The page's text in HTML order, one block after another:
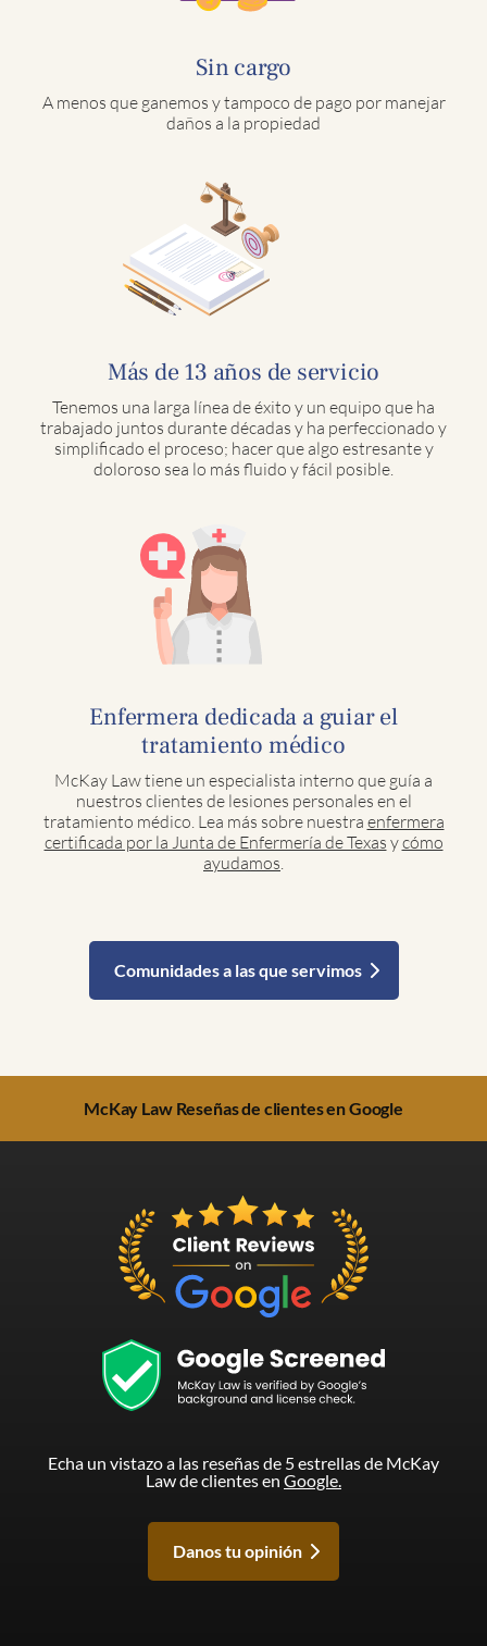
Sin cargo
A menos que ganemos y tampoco de pago por manejar
daños a la propiedad
Más de 13 años de servicio
Tenemos una larga línea de éxito y un equipo que ha
trabajado juntos durante décadas y ha perfeccionado y
simplificado el proceso; hacer que algo estresante y
doloroso sea lo más fluido y fácil posible.
Enfermera dedicada a guiar el
tratamiento médico
McKay Law tiene un especialista interno que guía a
nuestros clientes de lesiones personales en el
tratamiento médico. Lea más sobre nuestra enfermera
certificada por la Junta de Enfermería de Texas ycómo
ayudamos.
Comunidades a las que servimos
McKay Law Reseñas de clientes en Google
Echa un vistazo a las reseñas de 5 estrellas de McKay
Law de clientes en Google.
Danos tu opinión